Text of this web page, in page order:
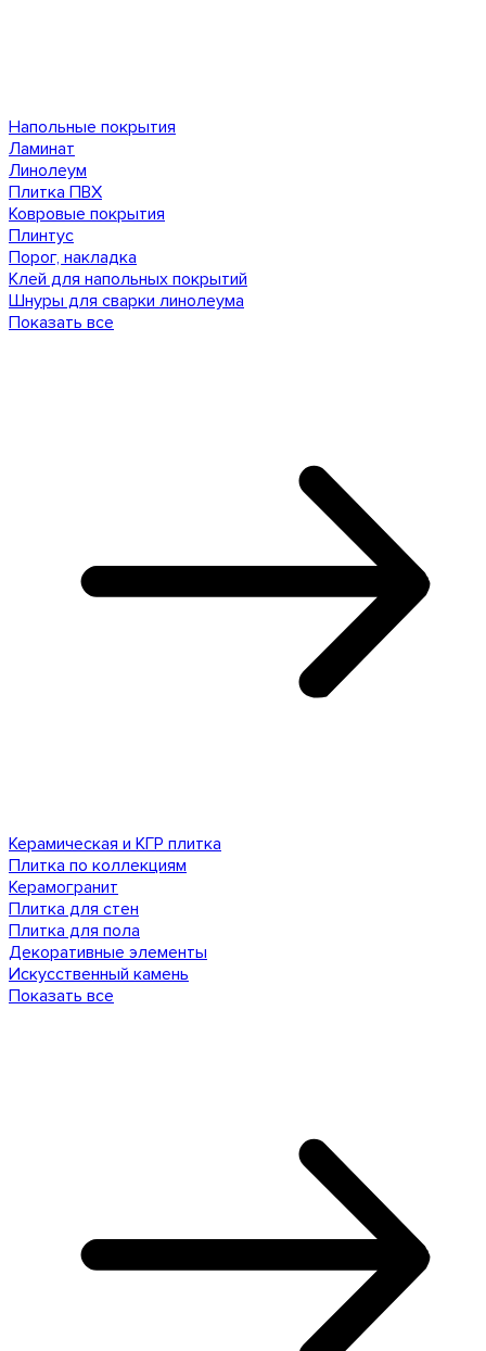
Напольные покрытия
Ламинат
Линолеум
Плитка ПВХ
Ковровые покрытия
Плинтус
Порог, накладка
Клей для напольных покрытий
Шнуры для сварки линолеума
Показать все
Керамическая и КГР плитка
Плитка по коллекциям
Керамогранит
Плитка для стен
Плитка для пола
Декоративные элементы
Искусственный камень
Показать все